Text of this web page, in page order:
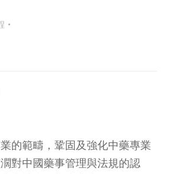
的範疇，鞏固及強化中藥專業
對中國藥事管理與法規的認